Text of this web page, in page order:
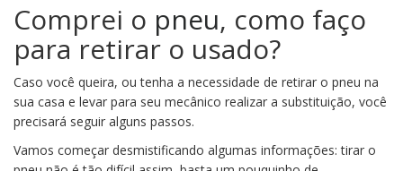
Comprei o pneu, como faço
para retirar o usado?
Caso você queira, ou tenha a necessidade de retirar o pneu na
sua casa e levar para seu mecânico realizar a substituição, você
precisará seguir alguns passos.
Vamos começar desmistificando algumas informações: tirar o